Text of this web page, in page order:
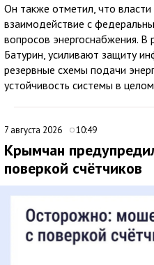
Он также отметил, что
взаимодействие с
вопросов энергоснабжения. В
Батурин, усиливают защиту
резервные схемы подачи
устойчивость системы в
7 августа 2026 10:49
Крымчан
поверкой счётчиков